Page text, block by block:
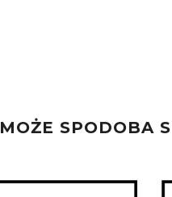
MOŻE SPODOBA